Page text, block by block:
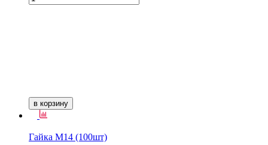
в корзину
Гайка М14 (100шт)